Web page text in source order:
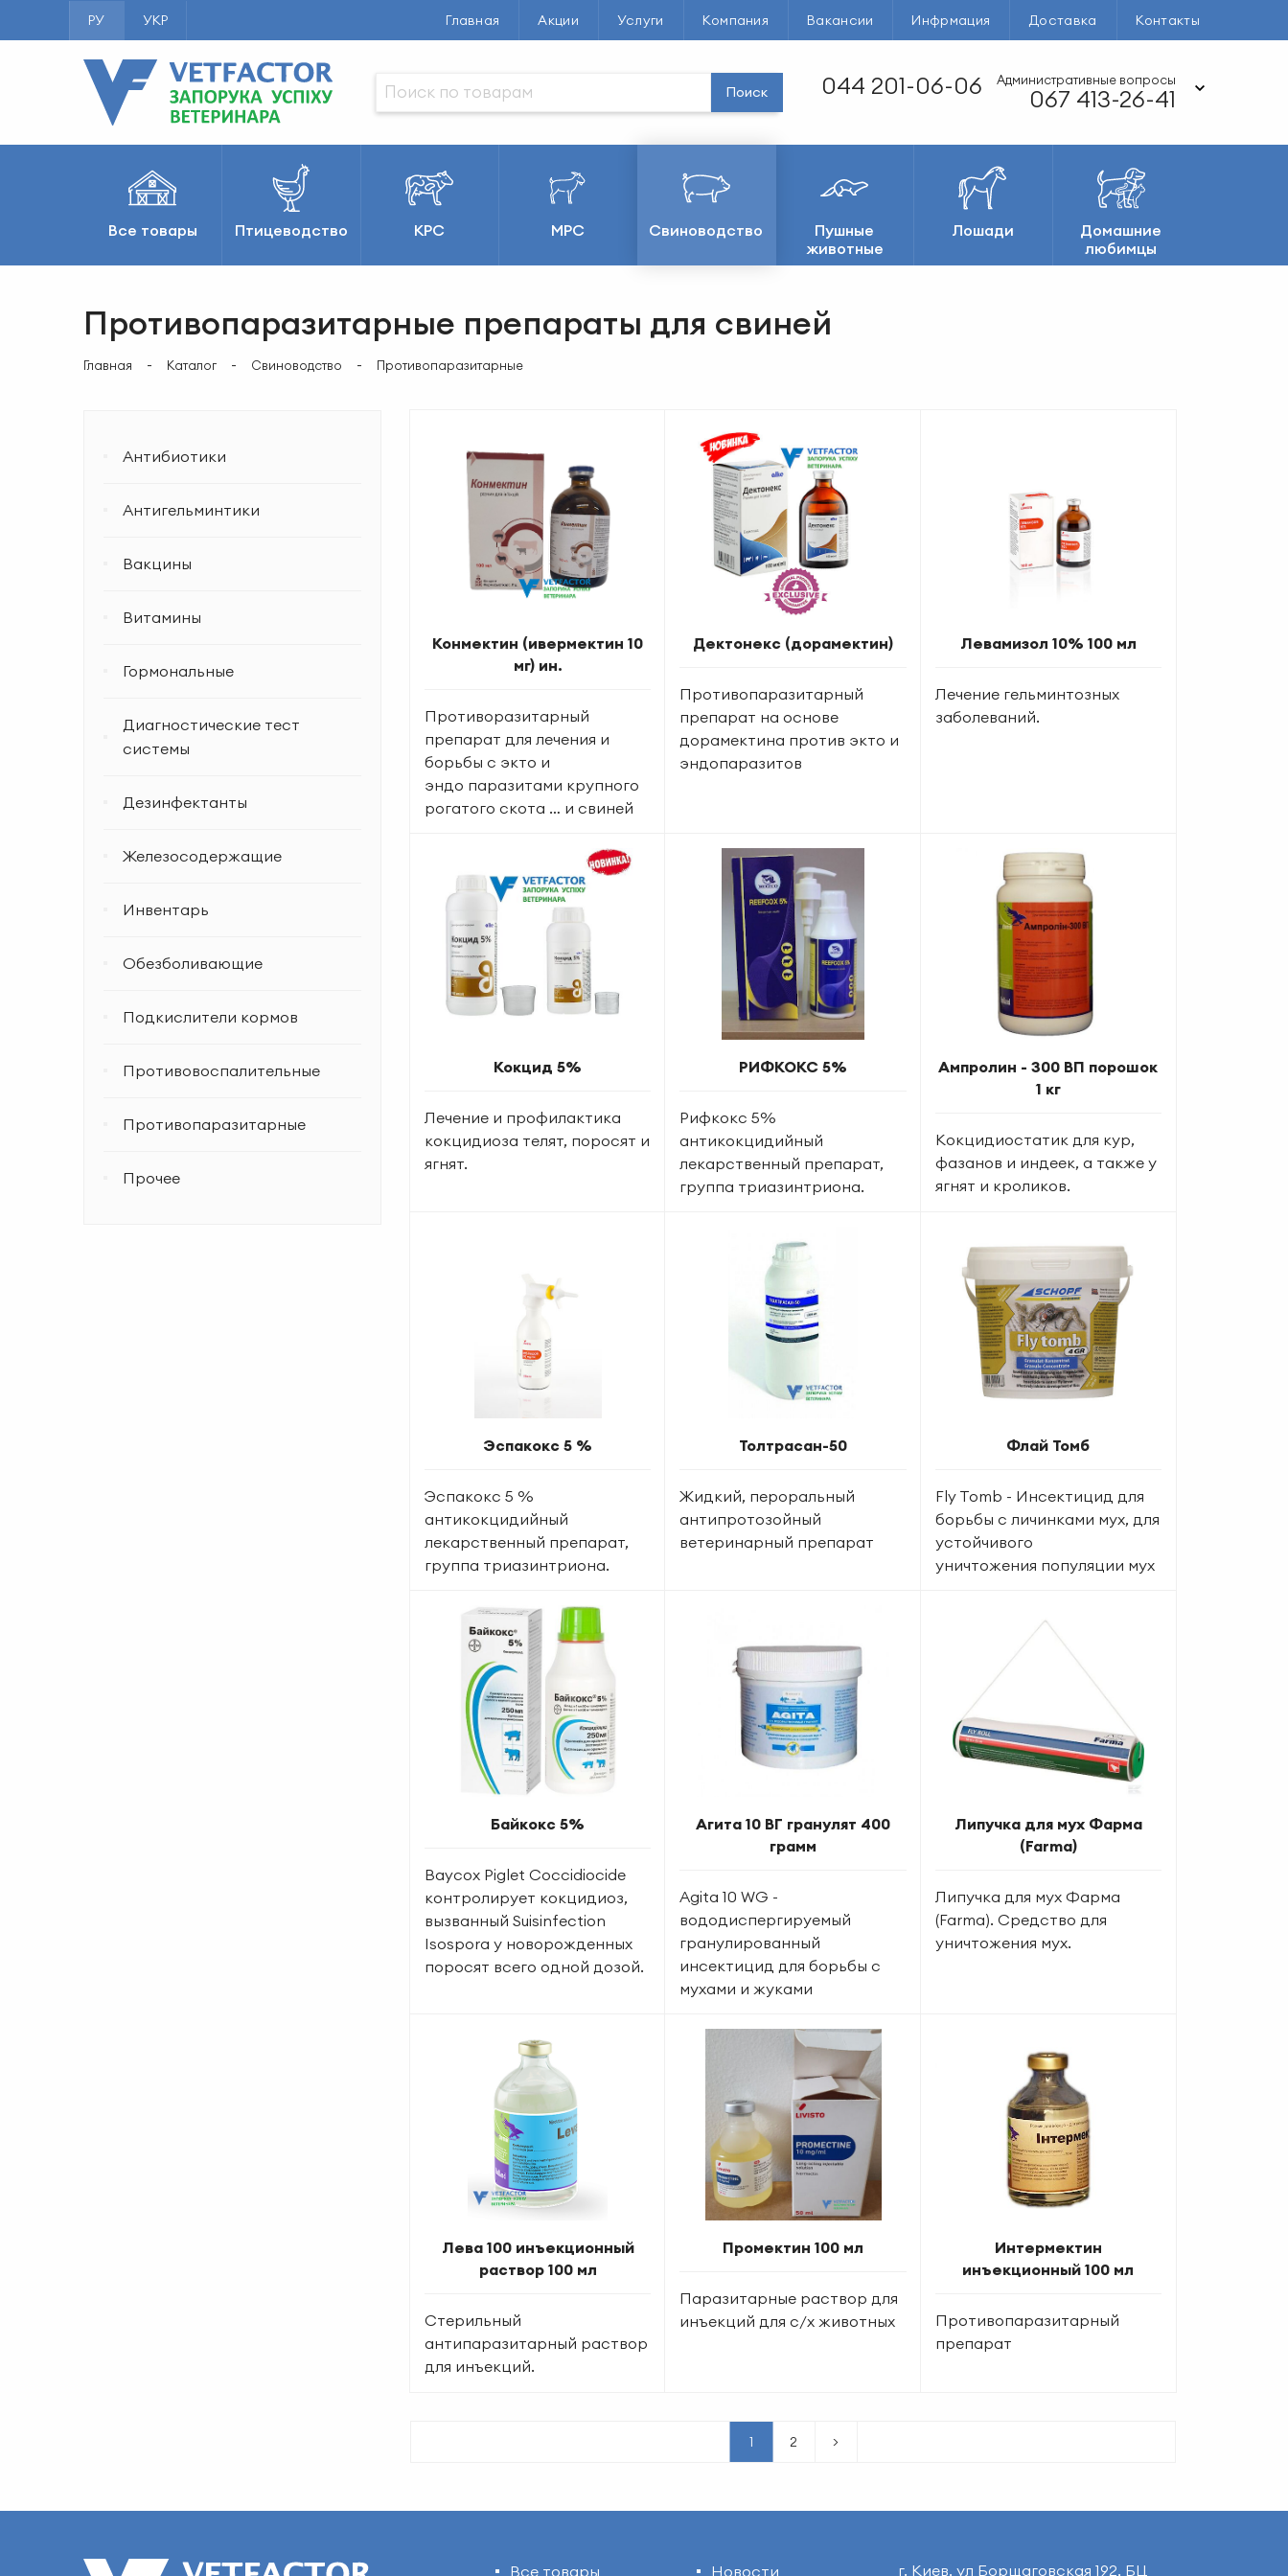
РУ УКР Главная Акции Услуги Компания Вакансии Инфрмация Доставка Контакты
Поиск 044 201-06-06 Административные вопросы
067 413-26-41
Все товары Птицеводство КРС МРС Свиноводство
Пушные
животные
Лошади
Домашние
любимцы
Противопаразитарные препараты для свиней
Главная Каталог Свиноводство Противопаразитарные
Антибиотики
Антигельминтики
Вакцины
Витамины
Гормональные
Диагностические тест
системы
Дезинфектанты
Железосодержащие
Инвентарь
Обезболивающие
Подкислители кормов
Противовоспалительные
Противопаразитарные
Прочее
Конмектин (ивермектин 10
мг) ин.
Противоразитарный
препарат для лечения и
борьбы с экто и
эндо паразитами крупного
рогатого скота … и свиней
Дектонекс (дорамектин)
Противопаразитарный
препарат на основе
дорамектина против экто и
эндопаразитов
Левамизол 10% 100 мл
Лечение гельминтозных
заболеваний.
Кокцид 5%
Лечение и профилактика
кокцидиоза телят, поросят и
ягнят.
РИФКОКС 5%
Рифкокс 5%
антикокцидийный
лекарственный препарат,
группа триазинтриона.
Ампролин - 300 ВП порошок
1 кг
Кокцидиостатик для кур,
фазанов и индеек, а также у
ягнят и кроликов.
Эспакокс 5 %
Эспакокс 5 %
антикокцидийный
лекарственный препарат,
группа триазинтриона.
Толтрасан-50
Жидкий, пероральный
антипротозойный
ветеринарный препарат
Флай Томб
Fly Tomb - Инсектицид для
борьбы с личинками мух, для
устойчивого
уничтожения популяции мух
Байкокс 5%
Baycox Piglet Coccidiocide
контролирует кокцидиоз,
вызванный Suisinfection
Isospora у новорожденных
поросят всего одной дозой.
Агита 10 ВГ гранулят 400
грамм
Agita 10 WG -
вододиспергируемый
гранулированный
инсектицид для борьбы с
мухами и жуками
Липучка для мух Фарма
(Farma)
Липучка для мух Фарма
(Farma). Средство для
уничтожения мух.
Лева 100 инъекционный
раствор 100 мл
Стерильный
антипаразитарный раствор
для инъекций.
Промектин 100 мл
Паразитарные раствор для
инъекций для с/х животных
Интермектин
инъекционный 100 мл
Противопаразитарный
препарат
1 2 >
Все товары Новости г. Киев, ул Борщаговская 192, БЦ